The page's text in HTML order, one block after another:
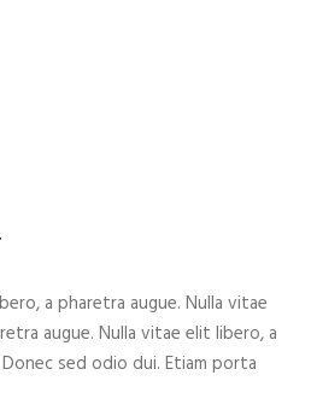
a pharetra augue. Nulla vitae
augue. Nulla vitae elit libero, a
sed odio dui. Etiam porta